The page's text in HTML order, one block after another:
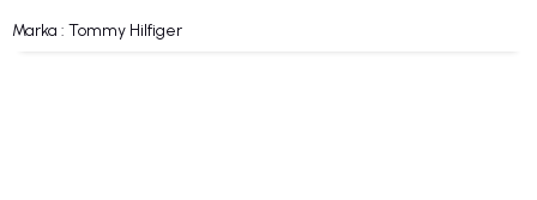
Marka : Tommy Hilfiger